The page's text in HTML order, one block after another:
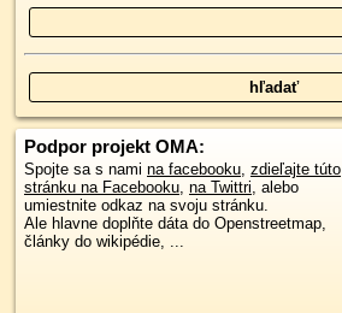
Podpor projekt OMA:
Spojte sa s nami na facebooku, zdieľajte túto
stránku na Facebooku, na Twittri, alebo
umiestnite odkaz na svoju stránku.
Ale hlavne doplňte dáta do Openstreetmap,
články do wikipédie, ...